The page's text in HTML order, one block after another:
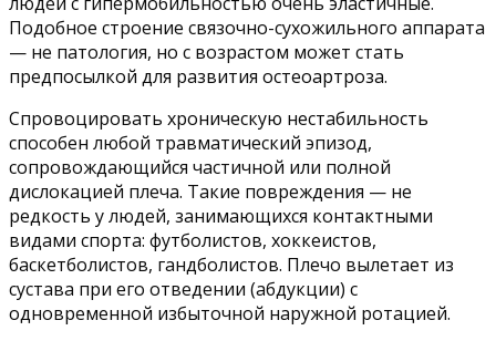
Подобное строение связочно-сухожильного аппарата
— не патология, но с возрастом может стать
предпосылкой для развития остеоартроза.
Спровоцировать хроническую нестабильность
способен любой травматический эпизод,
сопровождающийся частичной или полной
дислокацией плеча. Такие повреждения — не
редкость у людей, занимающихся контактными
видами спорта: футболистов, хоккеистов,
баскетболистов, гандболистов. Плечо вылетает из
сустава при его отведении (абдукции) с
одновременной избыточной наружной ротацией.